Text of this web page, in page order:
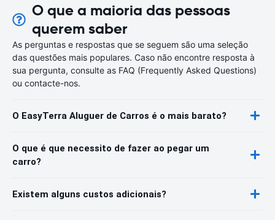
O que a maioria das pessoas
querem saber
As perguntas e respostas que se seguem são uma seleção
das questões mais populares. Caso não encontre resposta à
sua pergunta, consulte as FAQ (Frequently Asked Questions)
ou contacte-nos.
O EasyTerra Aluguer de Carros é o mais barato?
O que é que necessito de fazer ao pegar um
carro?
Existem alguns custos adicionais?